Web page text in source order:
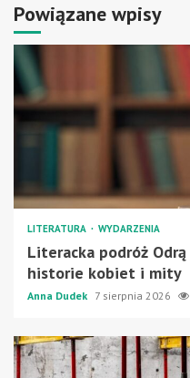
Powiązane wpisy
LITERATURA WYDARZENIA
Literacka podróż
historie kobiet i mity
Anna Dudek 7 sierpnia 2026